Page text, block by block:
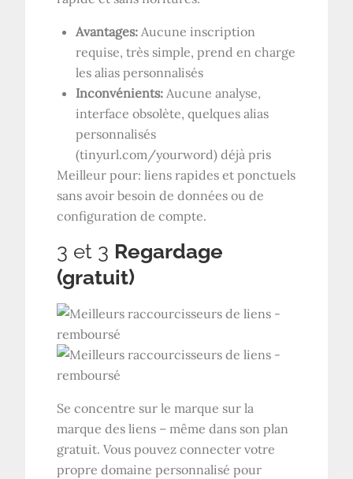
Avantages: Aucune inscription
requise, très simple, prend en charge
les alias personnalisés
Inconvénients: Aucune analyse,
interface obsolète, quelques alias
personnalisés
(tinyurl.com/yourword) déjà pris
Meilleur pour: liens rapides et ponctuels
sans avoir besoin de données ou de
configuration de compte.
3 et 3 Regardage
(gratuit)
Se concentre sur le marque sur la
marque des liens – même dans son plan
gratuit. Vous pouvez connecter votre
propre domaine personnalisé pour